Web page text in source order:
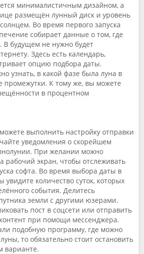
минималистичным дизайном, а
размещён лунный диск и уровень
Во время первого запуска
собирает данные о том, где
В будущем не нужно будет
Здесь есть календарь,
опцию подбора даты.
узнать, в какой фазе была луна в
К тому же, вы можете
в процентном
выполнить настройку отправки
уведомления о скорейшем
При желании можно
рабочий экран, чтобы отслеживать
софта. Во время выбора даты в
увидите количество суток, которых
события. Делитесь
земли с другими юзерами.
пост в соцсети или отправить
при помощи мессенджера.
подобную программу, где можно
то обязательно стоит остановить
варианте.